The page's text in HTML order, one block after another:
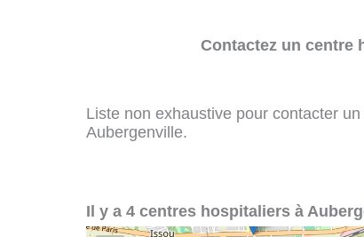
Contactez un centre
Liste non exhaustive pour contacter
Aubergenville.
Il y a 4 centres hospitaliers à